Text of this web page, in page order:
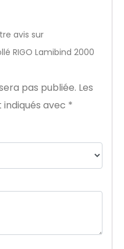
avis sur
RIGO Lamibind 2000
pas publiée. Les
avec *